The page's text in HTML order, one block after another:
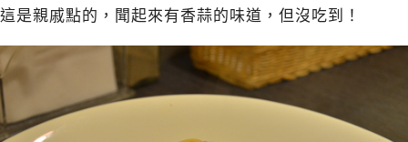
這是親戚點的，聞起來有香蒜的味道，但沒吃到！